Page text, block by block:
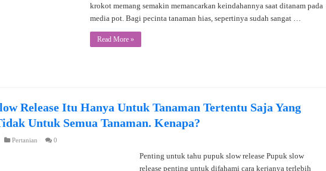
krokot memang semakin memancarkan keindahannya saat ditanam pada
media pot. Bagi pecinta tanaman hias, sepertinya sudah sangat …
Read More »
Release Itu Hanya Untuk Tanaman Tertentu Saja Yang
Untuk Semua Tanaman. Kenapa?
Pertanian 0
Penting untuk tahu pupuk slow release Pupuk slow
release penting untuk difahami cara kerjanya terlebih